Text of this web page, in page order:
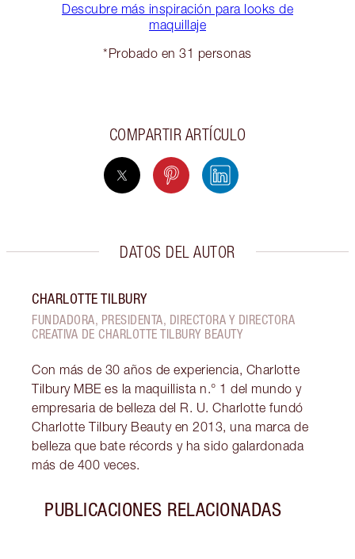
Descubre más inspiración para looks de
maquillaje
*Probado en 31 personas
COMPARTIR ARTÍCULO
DATOS DEL AUTOR
CHARLOTTE TILBURY
FUNDADORA, PRESIDENTA, DIRECTORA Y DIRECTORA
CREATIVA DE CHARLOTTE TILBURY BEAUTY
Con más de 30 años de experiencia, Charlotte
Tilbury MBE es la maquillista n.° 1 del mundo y
empresaria de belleza del R. U. Charlotte fundó
Charlotte Tilbury Beauty en 2013, una marca de
belleza que bate récords y ha sido galardonada
más de 400 veces.
PUBLICACIONES RELACIONADAS